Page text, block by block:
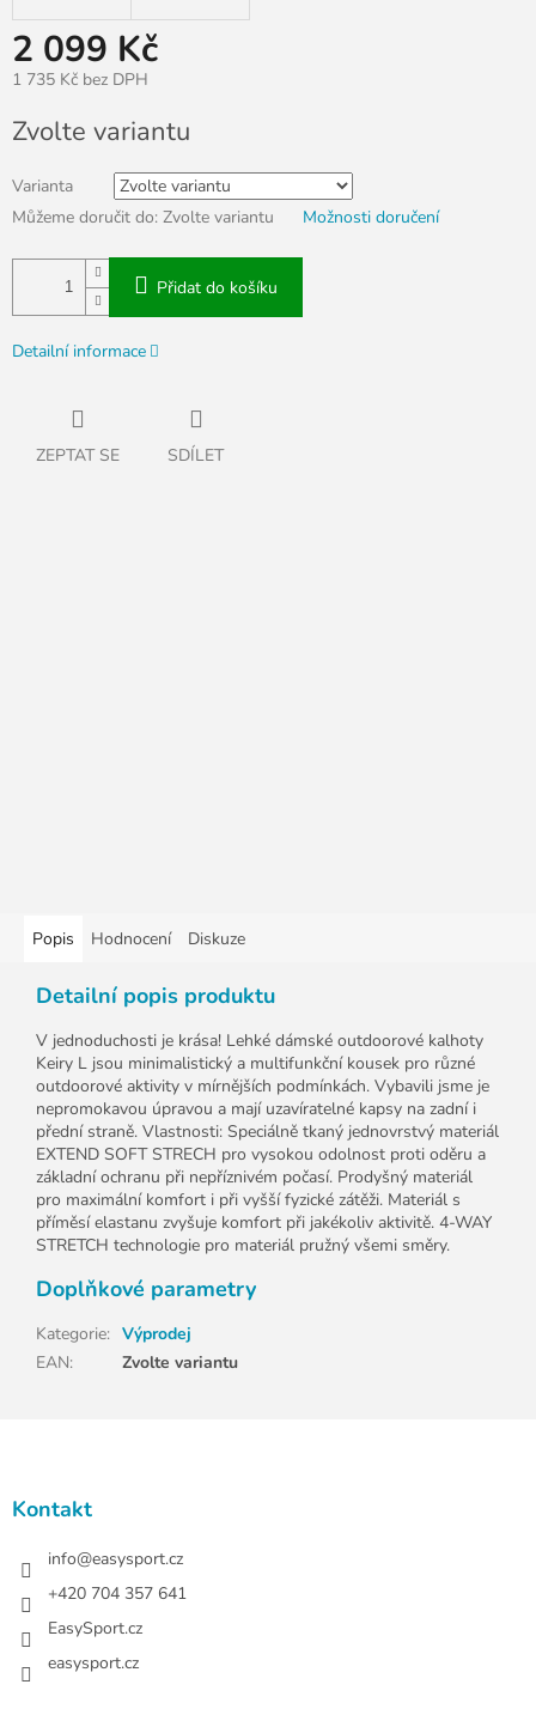
2 099 Kč
1 735 Kč bez DPH
cena:
Zvolte variantu
Varianta
Můžeme doručit do: Zvolte variantu Možnosti doručení
Přidat do košíku
Detailní informace
ZEPTAT SE SDÍLET
Popis Hodnocení Diskuze
Detailní popis produktu
V jednoduchosti je krása! Lehké dámské outdoorové kalhoty
Keiry L jsou minimalistický a multifunkční kousek pro různé
outdoorové aktivity v mírnějších podmínkách. Vybavili jsme je
nepromokavou úpravou a mají uzavíratelné kapsy na zadní i
přední straně. Vlastnosti: Speciálně tkaný jednovrstvý materiál
EXTEND SOFT STRECH pro vysokou odolnost proti oděru a
základní ochranu při nepříznivém počasí. Prodyšný materiál
pro maximální komfort i při vyšší fyzické zátěži. Materiál s
příměsí elastanu zvyšuje komfort při jakékoliv aktivitě. 4-WAY
STRETCH technologie pro materiál pružný všemi směry.
Doplňkové parametry
Kategorie: Výprodej
EAN: Zvolte variantu
Kontakt
info@easysport.cz
+420 704 357 641
EasySport.cz
easysport.cz